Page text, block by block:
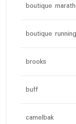
boutique
boutique running
brooks
buff
camelbak